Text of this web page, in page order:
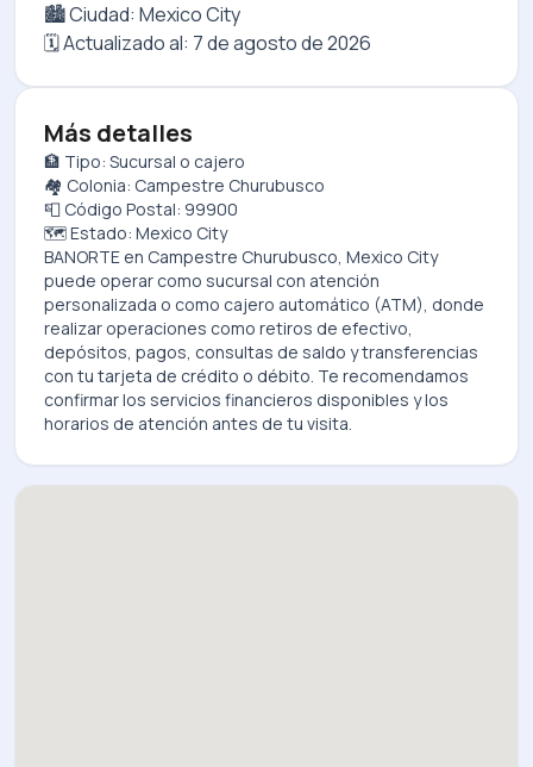
🏙️ Ciudad: Mexico City
🗓️ Actualizado al: 7 de agosto de 2026
Más detalles
🏦 Tipo: Sucursal o cajero
🏘️ Colonia: Campestre Churubusco
📮 Código Postal: 99900
🗺️ Estado: Mexico City
BANORTE en Campestre Churubusco, Mexico City
puede operar como sucursal con atención
personalizada o como cajero automático (ATM), donde
realizar operaciones como retiros de efectivo,
depósitos, pagos, consultas de saldo y transferencias
con tu tarjeta de crédito o débito. Te recomendamos
confirmar los servicios financieros disponibles y los
horarios de atención antes de tu visita.